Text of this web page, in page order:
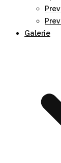
Galerie